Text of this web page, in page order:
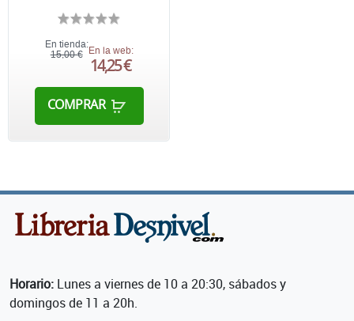
En tienda:
15,00 € En la web:
14,25 €
COMPRAR
Horario: Lunes a viernes de 10 a 20:30, sábados y
domingos de 11 a 20h.